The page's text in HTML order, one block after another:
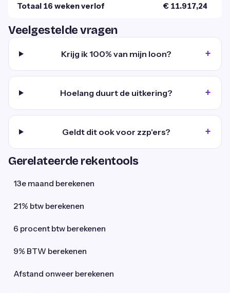
Totaal 16 weken verlof € 11.917,24
Veelgestelde vragen
Krijg ik 100% van mijn loon?
Hoelang duurt de uitkering?
Geldt dit ook voor zzp'ers?
Gerelateerde rekentools
13e maand berekenen
21% btw berekenen
6 procent btw berekenen
9% BTW berekenen
Afstand onweer berekenen